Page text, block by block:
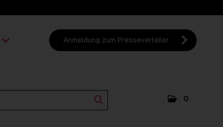
Anmeldung zum Presseverteiler
0